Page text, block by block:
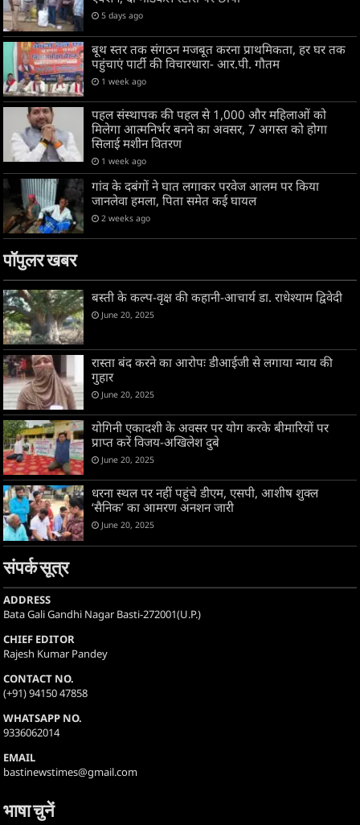
5 days ago
बूथ स्तर तक संगठन मजबूत करना प्राथमिकता, हर घर तक
पहुंचाएं पार्टी की विचारधारा- आर.पी. गौतम
1 week ago
पहल संस्थापक की पहल से 1,000 और महिलाओं को
मिलेगा आत्मनिर्भर बनने का अवसर, 7 अगस्त को होगा
सिलाई मशीन वितरण
1 week ago
गांव के दबंगों ने घात लगाकर परवेज आलम पर किया
जानलेवा हमला, पिता समेत कई घायल
2 weeks ago
पॉपुलर खबर
बस्ती के कल्प-वृक्ष की कहानी-आचार्य डा. राधेश्याम द्विवेदी
June 20, 2025
रास्ता बंद करने का आरोपः डीआईजी से लगाया न्याय की
गुहार
June 20, 2025
योगिनी एकादशी के अवसर पर योग करके बीमारियों पर
प्राप्त करें विजय-अखिलेश दुबे
June 20, 2025
धरना स्थल पर नहीं पहुंचे डीएम, एसपी, आशीष शुक्ल
‘सैनिक’ का आमरण अनशन जारी
June 20, 2025
संपर्क सूत्र
ADDRESS
Bata Gali Gandhi Nagar Basti-272001(U.P.)
CHIEF EDITOR
Rajesh Kumar Pandey
CONTACT NO.
(+91) 94150 47858
WHATSAPP NO.
9336062014
EMAIL
bastinewstimes@gmail.com
भाषा चुनें